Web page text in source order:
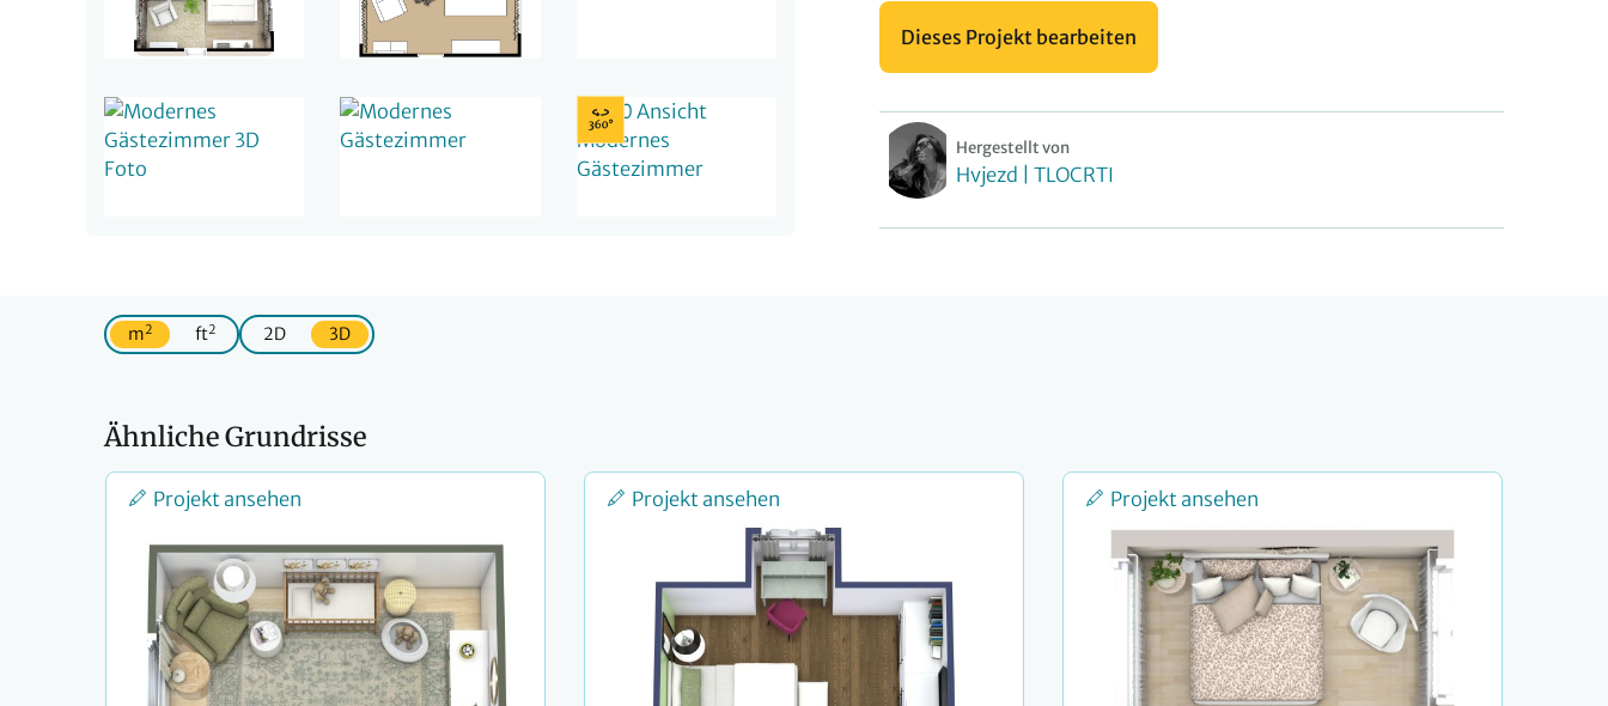
Dieses Projekt bearbeiten
Hergestellt von
Hvjezd | TLOCRTI
m2 ft2 2D 3D
Ähnliche Grundrisse
Projekt ansehen Projekt ansehen Projekt ansehen